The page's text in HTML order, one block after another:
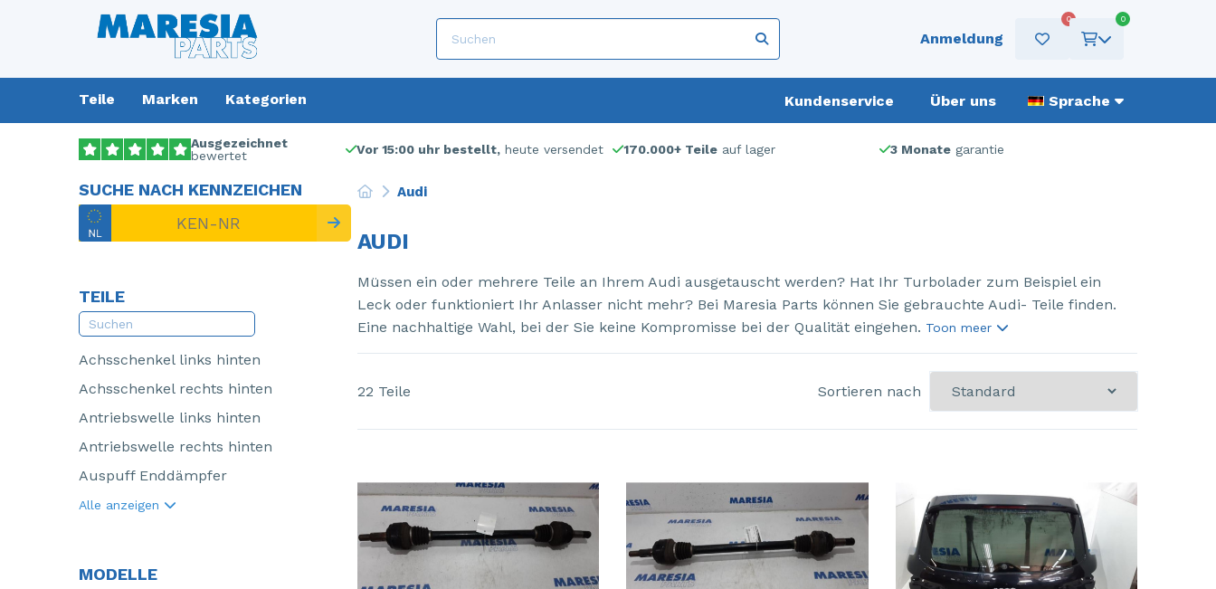
Anmeldung
0 0
Teile Marken Kategorien Kundenservice Über uns Sprache
Ausgezeichnet
bewertet
Vor 15:00 uhr bestellt, heute versendet 170.000+ Teile auf lager 3 Monate garantie
SUCHE NACH KENNZEICHEN
TEILE
Achsschenkel links hinten
Achsschenkel rechts hinten
Antriebswelle links hinten
Antriebswelle rechts hinten
Auspuff Enddämpfer
Alle anzeigen
MODELLE
Audi
AUDI
Müssen ein oder mehrere Teile an Ihrem Audi ausgetauscht werden? Hat Ihr Turbolader zum Beispiel ein
Leck oder funktioniert Ihr Anlasser nicht mehr? Bei Maresia Parts können Sie gebrauchte Audi- Teile finden.
Eine nachhaltige Wahl, bei der Sie keine Kompromisse bei der Qualität eingehen. Toon meer
22 Teile Sortieren nach